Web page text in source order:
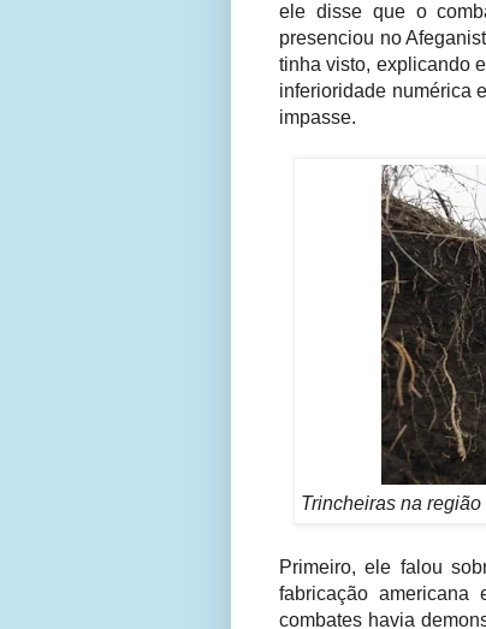
ele disse que o
presenciou no
tinha visto, explicando
inferioridade numérica
impasse.
Trincheiras na
Primeiro, ele falou
fabricação
combates havia